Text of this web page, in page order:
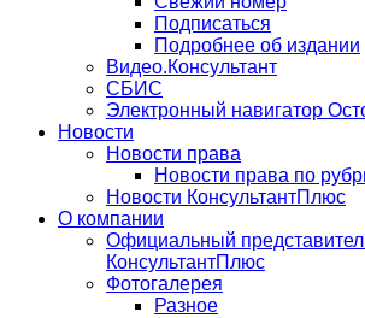
Подписаться
Подробнее об издании
Видео.Консультант
СБИС
Электронный навигатор
Новости
Новости права
Новости права по
Новости КонсультантПлюс
О компании
Официальный
КонсультантПлюс
Фотогалерея
Разное